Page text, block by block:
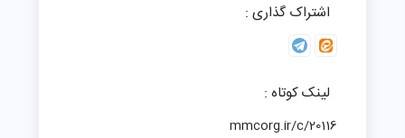
اشتراک گذاری :
لینک کوتاه :
mmcorg.ir/c/20116